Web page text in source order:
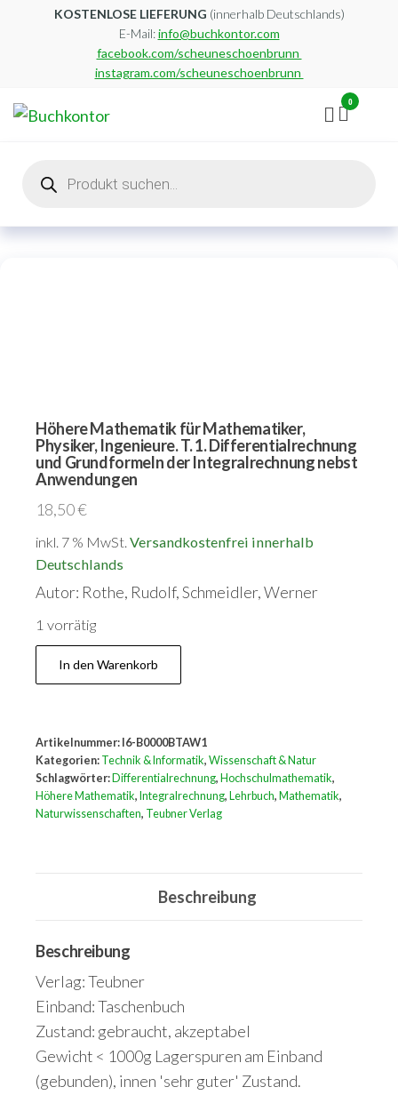
KOSTENLOSE LIEFERUNG (innerhalb Deutschlands)
E-Mail:info@buchkontor.com
facebook.com/scheuneschoenbrunn
instagram.com/scheuneschoenbrunn
0
search
Höhere Mathematik für Mathematiker,
Physiker, Ingenieure. T. 1. Differentialrechnung
und Grundformeln der Integralrechnung nebst
Anwendungen
18,50€
inkl. 7 % MwSt. Versandkostenfrei innerhalb
Deutschlands
Autor: Rothe, Rudolf, Schmeidler, Werner
1 vorrätig
Höhere
Mathematik
Physiker,
Ingenieure.
T.
Integralrechnung
nebst
Anwendungen
Menge
In den Warenkorb
Artikelnummer: I6-B0000BTAW1
Kategorien: Technik & Informatik, Wissenschaft & Natur
Schlagwörter: Differentialrechnung, Hochschulmathematik,
Höhere Mathematik, Integralrechnung, Lehrbuch, Mathematik,
Naturwissenschaften, Teubner Verlag
Beschreibung
Beschreibung
Verlag: Teubner
Einband: Taschenbuch
Zustand: gebraucht, akzeptabel
Gewicht < 1000g Lagerspuren am Einband
(gebunden), innen 'sehr guter' Zustand.